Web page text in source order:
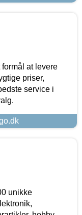
at levere
priser,
service i
unikke